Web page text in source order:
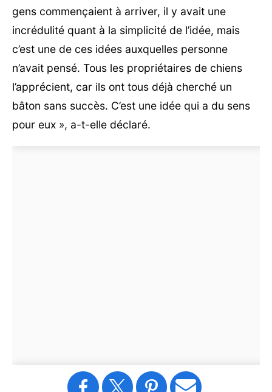
gens commençaient à arriver, il y avait une
incrédulité quant à la simplicité de l’idée, mais
c’est une de ces idées auxquelles personne
n’avait pensé. Tous les propriétaires de chiens
l’apprécient, car ils ont tous déjà cherché un
bâton sans succès. C’est une idée qui a du sens
pour eux », a-t-elle déclaré.